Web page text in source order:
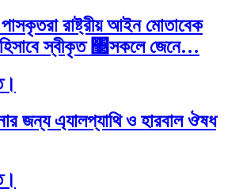
রাষ্ট্রীয় আইন মোতাবেক
স্বীকৃত ঳সকলে জেনে…
জন্য এ্যালপ্যাথি ও হারবাল ঔষধ